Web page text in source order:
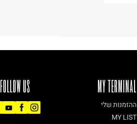
FOLLOW US MY TERMINAL
ההזמנות שלי
MY LIST